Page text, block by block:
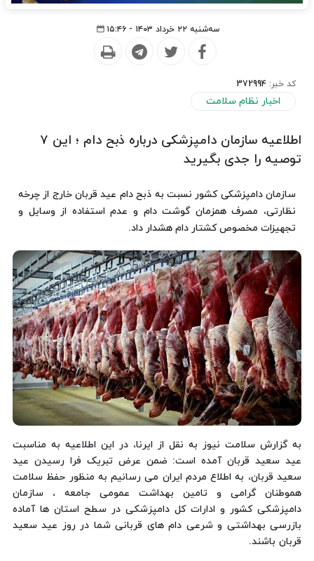
سه‌شنبه ۲۲ خرداد ۱۴۰۳ - ۱۵:۴۶
کد خبر: 372994
اخبار نظام سلامت
اطلاعیه سازمان دامپزشکی درباره ذبح دام ؛ این ۷
توصیه را جدی بگیرید
سازمان دامپزشکی کشور نسبت به ذبح دام عید قربان خارج از چرخه
نظارتی، مصرف همزمان گوشت دام و عدم استفاده از وسایل و
تجهیزات مخصوص کشتار دام هشدار داد.
به گزارش سلامت نیوز به نقل از ایرنا، در این اطلاعیه به مناسبت
عید سعید قربان آمده است: ضمن عرض تبریک فرا رسیدن عید
سعید قربان، به اطلاع مردم ایران می رسانیم به منظور حفظ سلامت
هموطنان گرامی و تامین بهداشت عمومی جامعه ، سازمان
دامپزشکی کشور و ادارات کل دامپزشکی در سطح استان ها آماده
بازرسی بهداشتی و شرعی دام های قربانی شما در روز عید سعید
قربان باشند.